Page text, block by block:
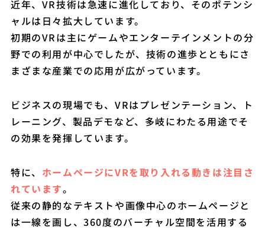
近年、VR技術は急速に進化しており、そのポテンシ
ャルは日々拡大しています。
初期のVRは主にゲームやエンターテインメントの分
野での利用が中心でしたが、技術の進歩とともにさ
まざまな産業での応用が広がっています。
ビジネスの現場でも、VRはプレゼンテーション、ト
レーニング、製品デモなど、多岐にわたる用途でそ
の効果を発揮しています。
特に、 ホームページにVRを取り入れる動きは注目さ
れています。
従来の静的なテキストや画像中心のホームページと
は一線を画し、360度のバーチャル空間を活用する